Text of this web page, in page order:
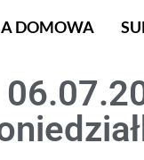
DOMOWA